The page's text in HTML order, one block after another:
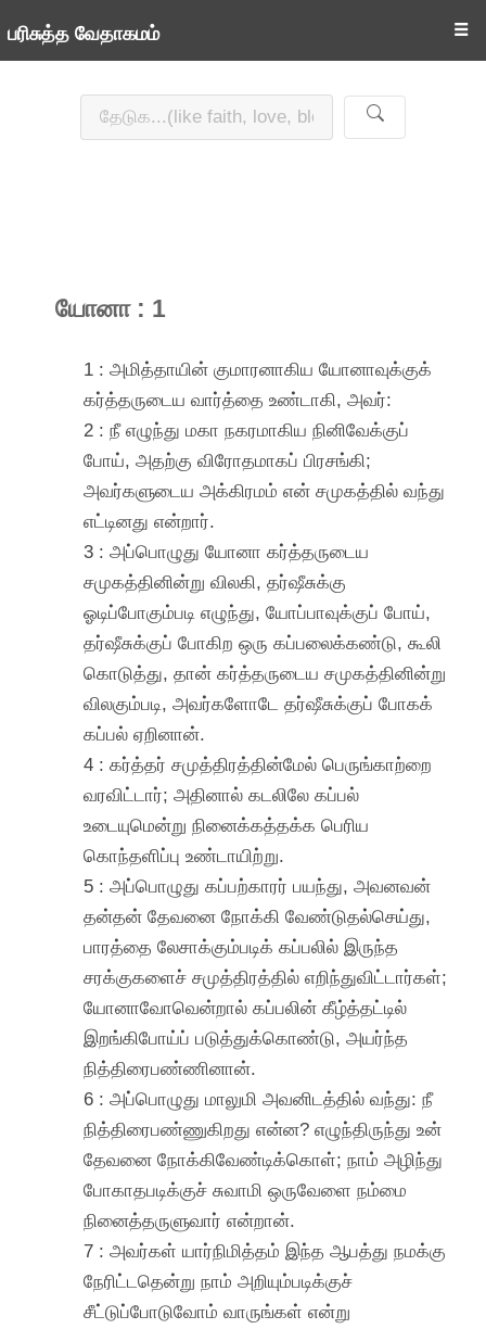
பரிசுத்த வேதாகமம் ☰
யோனா : 1
1 : அமித்தாயின் குமாரனாகிய யோனாவுக்குக்
கர்த்தருடைய வார்த்தை உண்டாகி, அவர்:
2 : நீ எழுந்து மகா நகரமாகிய நினிவேக்குப்
போய், அதற்கு விரோதமாகப் பிரசங்கி;
அவர்களுடைய அக்கிரமம் என் சமுகத்தில் வந்து
எட்டினது என்றார்.
3 : அப்பொழுது யோனா கர்த்தருடைய
சமுகத்தினின்று விலகி, தர்ஷீசுக்கு
ஓடிப்போகும்படி எழுந்து, யோப்பாவுக்குப் போய்,
தர்ஷீசுக்குப் போகிற ஒரு கப்பலைக்கண்டு, கூலி
கொடுத்து, தான் கர்த்தருடைய சமுகத்தினின்று
விலகும்படி, அவர்களோடே தர்ஷீசுக்குப் போகக்
கப்பல் ஏறினான்.
4 : கர்த்தர் சமுத்திரத்தின்மேல் பெருங்காற்றை
வரவிட்டார்; அதினால் கடலிலே கப்பல்
உடையுமென்று நினைக்கத்தக்க பெரிய
கொந்தளிப்பு உண்டாயிற்று.
5 : அப்பொழுது கப்பற்காரர் பயந்து, அவனவன்
தன்தன் தேவனை நோக்கி வேண்டுதல்செய்து,
பாரத்தை லேசாக்கும்படிக் கப்பலில் இருந்த
சரக்குகளைச் சமுத்திரத்தில் எறிந்துவிட்டார்கள்;
யோனாவோவென்றால் கப்பலின் கீழ்த்தட்டில்
இறங்கிபோய்ப் படுத்துக்கொண்டு, அயர்ந்த
நித்திரைபண்ணினான்.
6 : அப்பொழுது மாலுமி அவனிடத்தில் வந்து: நீ
நித்திரைபண்ணுகிறது என்ன? எழுந்திருந்து உன்
தேவனை நோக்கிவேண்டிக்கொள்; நாம் அழிந்து
போகாதபடிக்குச் சுவாமி ஒருவேளை நம்மை
நினைத்தருளுவார் என்றான்.
7 : அவர்கள் யார்நிமித்தம் இந்த ஆபத்து நமக்கு
நேரிட்டதென்று நாம் அறியும்படிக்குச்
சீட்டுப்போடுவோம் வாருங்கள் என்று